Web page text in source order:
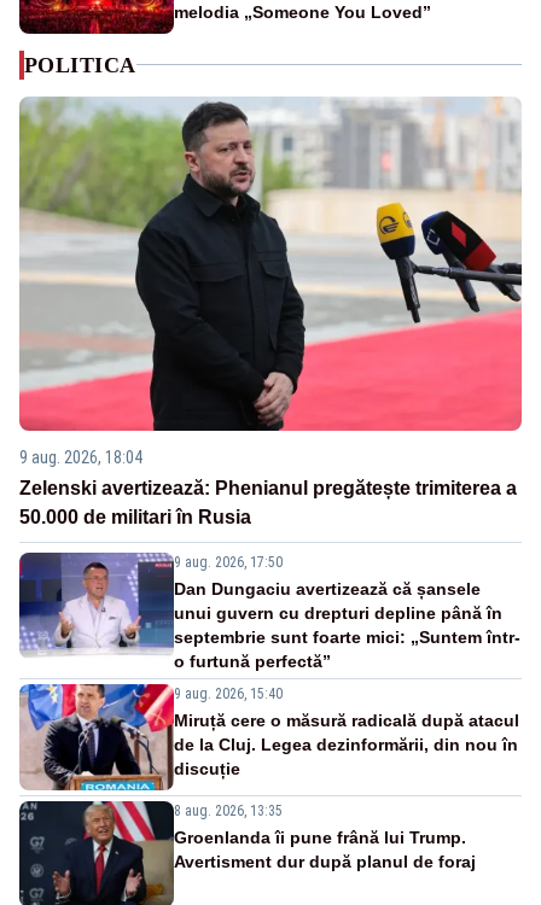
melodia „Someone You Loved”
POLITICA
9 aug. 2026, 18:04
Zelenski avertizează: Phenianul pregătește trimiterea a
50.000 de militari în Rusia
9 aug. 2026, 17:50
Dan Dungaciu avertizează că șansele
unui guvern cu drepturi depline până în
septembrie sunt foarte mici: „Suntem într-
o furtună perfectă”
9 aug. 2026, 15:40
Miruță cere o măsură radicală după atacul
de la Cluj. Legea dezinformării, din nou în
discuție
8 aug. 2026, 13:35
Groenlanda îi pune frână lui Trump.
Avertisment dur după planul de foraj